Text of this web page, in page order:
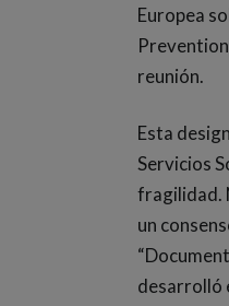
Europea
reunión.
Esta
Servicios
fragilidad.
un
desarrolló